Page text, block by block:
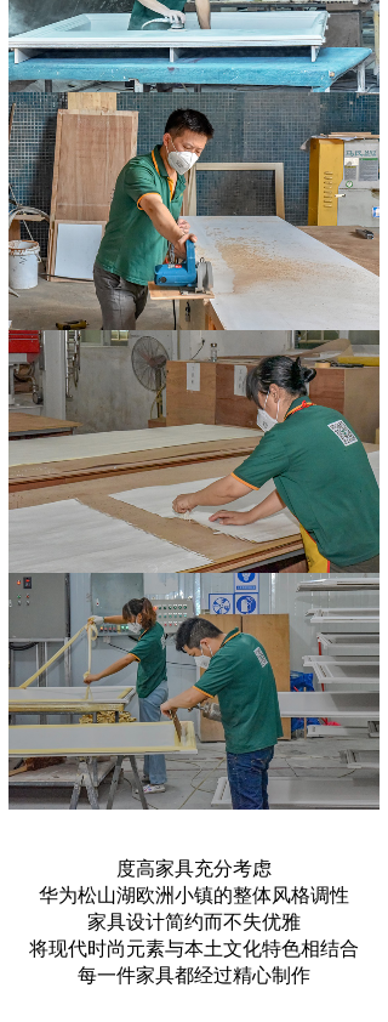
度高家具充分考虑
华为松山湖欧洲小镇的整体风格调性
家具设计简约而不失优雅
将现代时尚元素与本土文化特色相结合
每一件家具都经过精心制作